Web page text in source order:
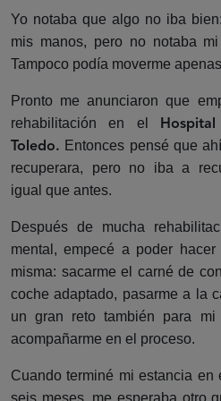
Yo notaba que algo no iba
mis manos, pero no notaba
Tampoco podía moverme
Pronto me anunciaron que
rehabilitación en el
Toledo. Entonces pensé que
recuperara, pero no iba a
igual que antes.
Después de mucha
mental, empecé a poder
misma: sacarme el carné de
coche adaptado, pasarme a la
un gran reto también para
acompañarme en el proceso.
Cuando terminé mi estancia en